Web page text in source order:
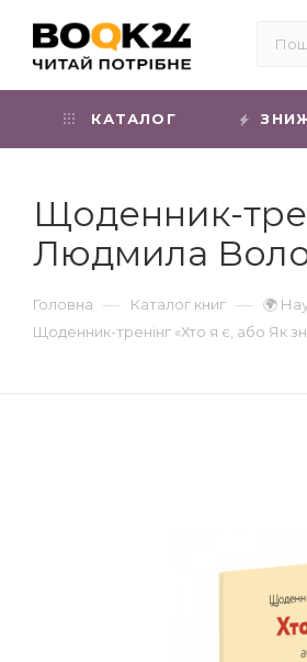
КАТАЛОГ
Щоденник-
Людмила
Головна — Каталог книг — 🌍
Щоденник-тренінг «Хто я є, або Як